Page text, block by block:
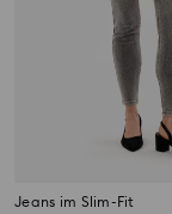
Jeans im Slim-Fit